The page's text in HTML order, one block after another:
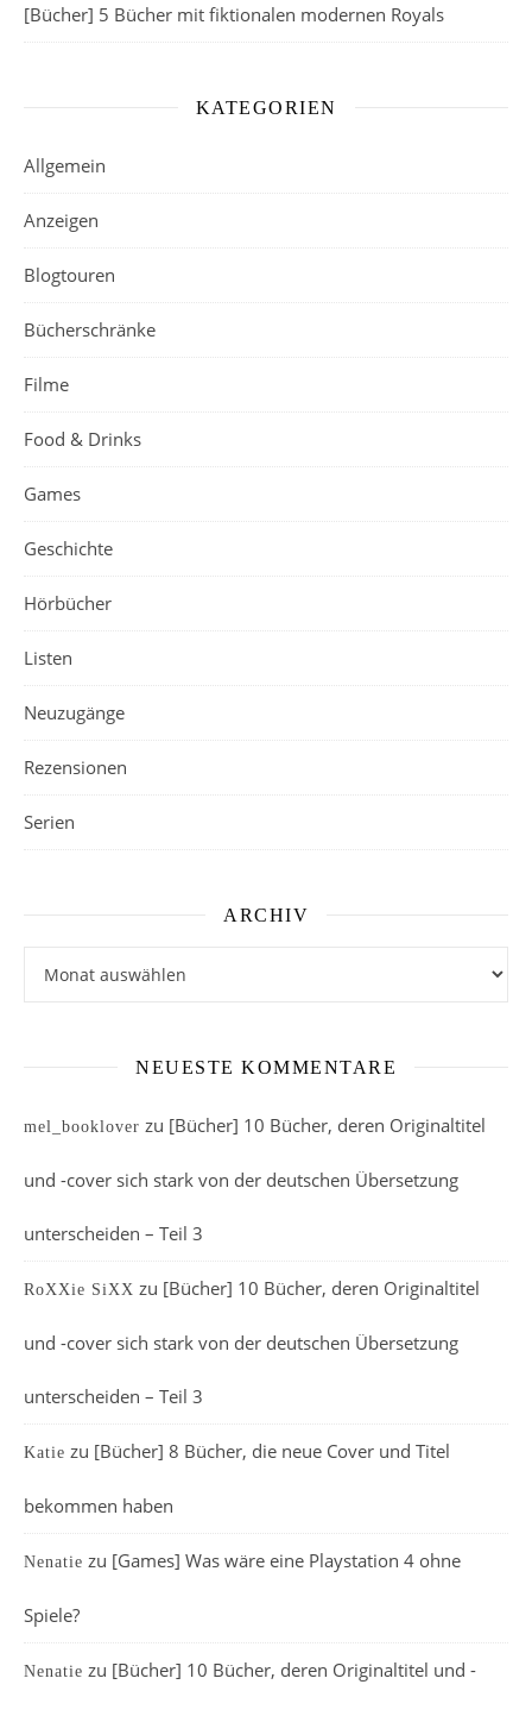
[Bücher] 5 Bücher mit fiktionalen modernen Royals
KATEGORIEN
Allgemein
Anzeigen
Blogtouren
Bücherschränke
Filme
Food & Drinks
Games
Geschichte
Hörbücher
Listen
Neuzugänge
Rezensionen
Serien
ARCHIV
NEUESTE KOMMENTARE
mel_booklover zu [Bücher] 10 Bücher, deren Originaltitel
und -cover sich stark von der deutschen Übersetzung
unterscheiden – Teil 3
RoXXie SiXX zu [Bücher] 10 Bücher, deren Originaltitel
und -cover sich stark von der deutschen Übersetzung
unterscheiden – Teil 3
Katie zu [Bücher] 8 Bücher, die neue Cover und Titel
bekommen haben
Nenatie zu [Games] Was wäre eine Playstation 4 ohne
Spiele?
Nenatie zu [Bücher] 10 Bücher, deren Originaltitel und -